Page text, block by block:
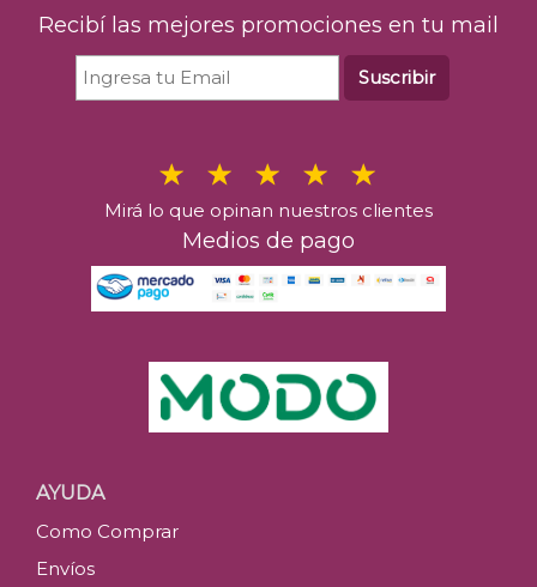
Recibí las mejores promociones en tu mail
Suscribir
Mirá lo que opinan nuestros clientes
Medios de pago
AYUDA
Como Comprar
Envíos